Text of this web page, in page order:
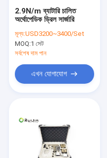
2.9N/m ব্যাটারি চালিত
অর্থোপেডিক ড্রিল সার্জারি
মূল্য:USD3200~3400/Set
MOQ:1 সেট
সর্বশেষ দাম পান
এখন যোগাযোগ